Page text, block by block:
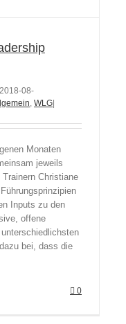
2018-08-
, WLG
Monaten
jeweils
Christiane
Inputs zu den
offene
bei, dass die
0